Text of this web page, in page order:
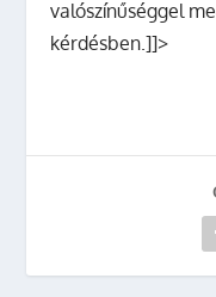
valószínűséggel
kérdésben.]]>